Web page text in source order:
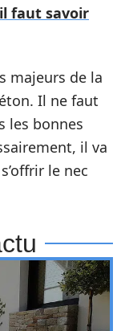
faut savoir
majeurs de la
Il ne faut
les bonnes
il va
le nec